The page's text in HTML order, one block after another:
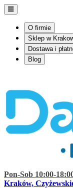
O firmie
Sklep w
Dostawa i
Blog
Pon-Sob 10:00-
Kraków,